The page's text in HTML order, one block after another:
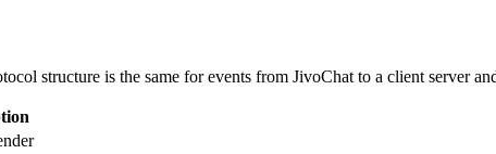
structure is the same for events from JivoChat to a client server